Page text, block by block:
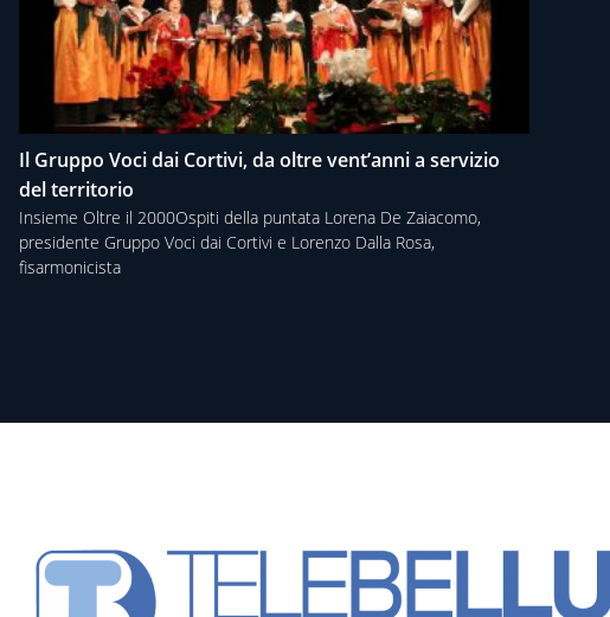
Il Gruppo Voci dai Cortivi, da oltre vent’anni a servizio
del territorio
Insieme Oltre il 2000Ospiti della puntata Lorena De Zaiacomo,
presidente Gruppo Voci dai Cortivi e Lorenzo Dalla Rosa,
fisarmonicista